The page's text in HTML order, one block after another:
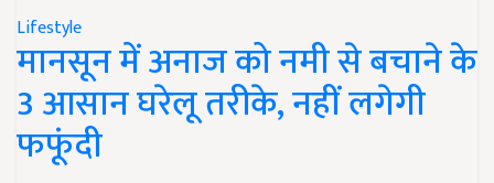
Lifestyle
मानसून में अनाज को नमी से बचाने के
3 आसान घरेलू तरीके, नहीं लगेगी
फफूंदी